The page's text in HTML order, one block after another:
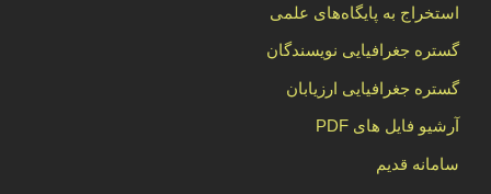
استخراج به پایگاه‌های علمی
گستره جغرافیایی نویسندگان
گستره جغرافیایی ارزیابان
آرشیو فایل های PDF
سامانه قدیم